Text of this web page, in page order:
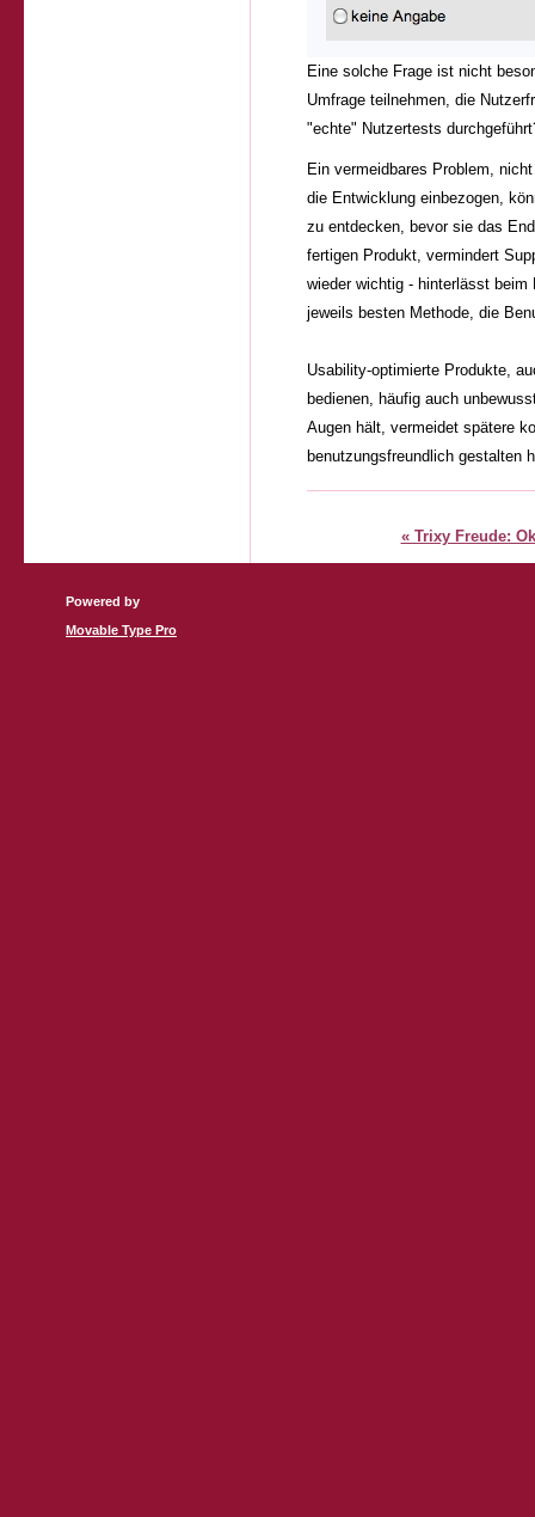
Eine solche Frage ist nicht
Umfrage teilnehmen, die
"echte" Nutzertests
Ein vermeidbares Problem,
die Entwicklung einbezogen,
zu entdecken, bevor sie das
fertigen Produkt, vermindert
wieder wichtig - hinterlässt
jeweils besten Methode, die
Usability-optimierte Produkte,
bedienen, häufig auch
Augen hält, vermeidet spätere
benutzungsfreundlich gestalten
« Trixy Freude:
Powered by
Movable Type Pro